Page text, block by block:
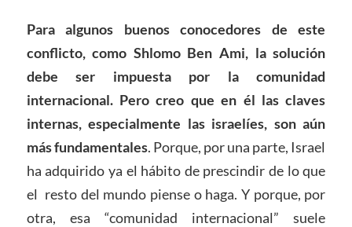
Para algunos buenos conocedores de este
conflicto, como Shlomo Ben Ami, la solución
debe ser impuesta por la comunidad
internacional. Pero creo que en él las claves
internas, especialmente las israelíes, son aún
más fundamentales. Porque, por una parte, Israel
ha adquirido ya el hábito de prescindir de lo que
el resto del mundo piense o haga. Y porque, por
otra, esa “comunidad internacional” suele